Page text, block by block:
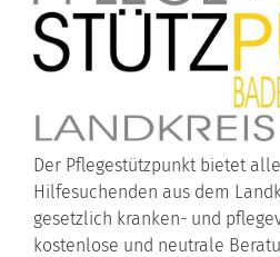
Der Pflegestützpunkt bietet
Hilfesuchenden aus dem
gesetzlich kranken- und
kostenlose und neutrale